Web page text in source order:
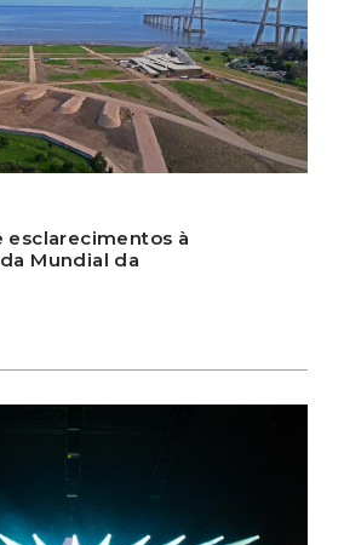
esclarecimentos à
Mundial da